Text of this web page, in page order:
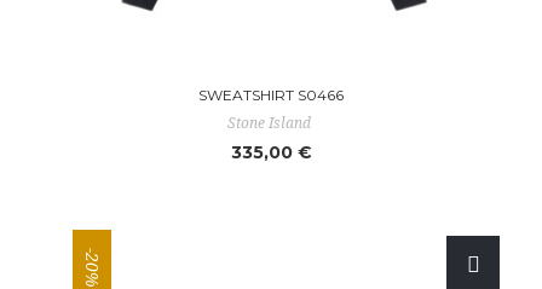
SWEATSHIRT S0466
Stone Island
335,00 €
-20%